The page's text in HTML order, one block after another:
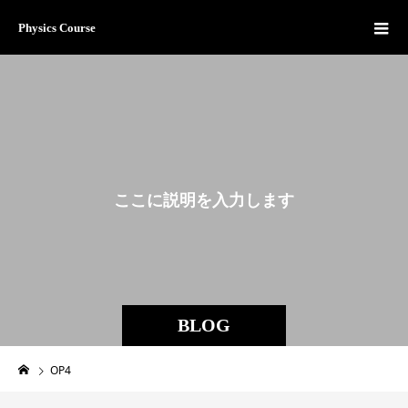
Physics Course
BLOG
ここに説明を入力し ます。
OP4